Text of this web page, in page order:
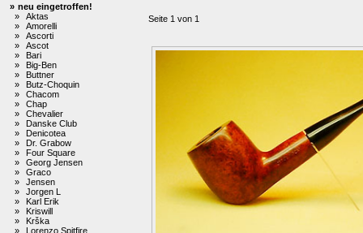
» neu eingetroffen!
»
Aktas
»
Amorelli
»
Ascorti
»
Ascot
»
Bari
»
Big-Ben
»
Buttner
»
Butz-Choquin
»
Chacom
»
Chap
»
Chevalier
»
Danske Club
»
Denicotea
»
Dr. Grabow
»
Four Square
»
Georg Jensen
»
Graco
»
Jensen
»
Jorgen L
»
Karl Erik
»
Kriswill
»
Krška
»
Lorenzo Spitfire
Seite 1 von 1